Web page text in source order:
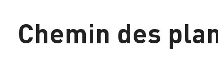
Chemin des